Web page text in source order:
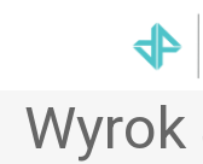
Wyrok